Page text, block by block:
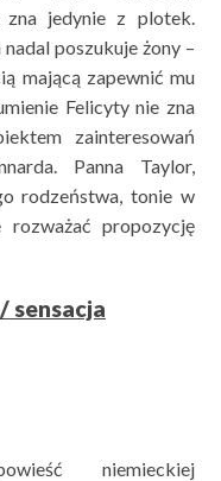
zna jedynie z plotek.
poszukuje żony –
mającą zapewnić mu
Felicyty nie zna
zainteresowań
Panna Taylor,
rodzeństwa, tonie w
rozważać propozycję
sensacja
niemieckiej